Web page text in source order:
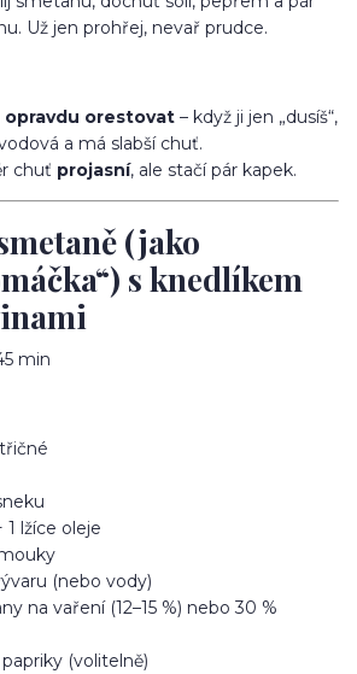
Už jen prohřej, nevař prudce.
orestovat – když ji jen „dusíš“,
a má slabší chuť.
chuť projasní, ale stačí pár kapek.
(jako
s knedlíkem
min
1 lžíce oleje
(nebo vody)
na vaření (12–15 %) nebo 30 %
(volitelně)